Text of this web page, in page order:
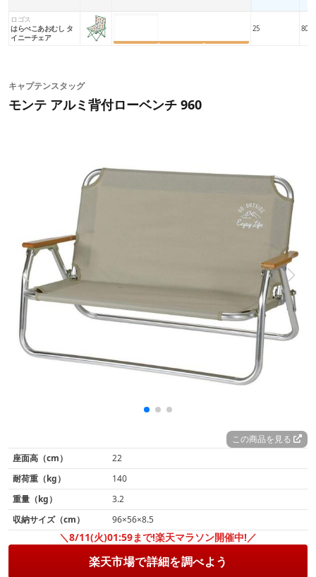
ロゴス
はらぺこあおむし タ
イニーチェア
25 80
キャプテンスタッグ
モンテ アルミ背付ローベンチ 960
この商品を見る
座面高（cm）
22
耐荷重（kg）
140
重量（kg）
3.2
収納サイズ（cm）
96×56×8.5
＼8/11(火)01:59まで!楽天マラソン開催中!／
楽天市場で詳細を調べよう